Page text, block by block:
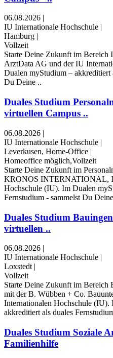
06.08.2026
IU Internationale Hochschule
Hamburg
Vollzeit
Starte Deine Zukunft im Bereich
ArztData AG und der IU
Dualen myStudium – akkreditiert
Du Deine ..
Duales Studium
virtuellen Campus ..
06.08.2026 |
IU Internationale Hochschule |
Leverkusen, Home-Office |
Homeoffice möglich,Vollzeit
Starte Deine Zukunft im
KRONOS INTERNATIONAL,
Hochschule (IU). Im Dualen
Fernstudium - sammelst Du
Duales Studium
virtuellen ..
06.08.2026 |
IU Internationale Hochschule |
Loxstedt |
Vollzeit
Starte Deine Zukunft im Bereich
mit der B. Wübben + Co.
Internationalen Hochschule
akkreditiert als duales
Duales Studium Soziale
Familienhilfe